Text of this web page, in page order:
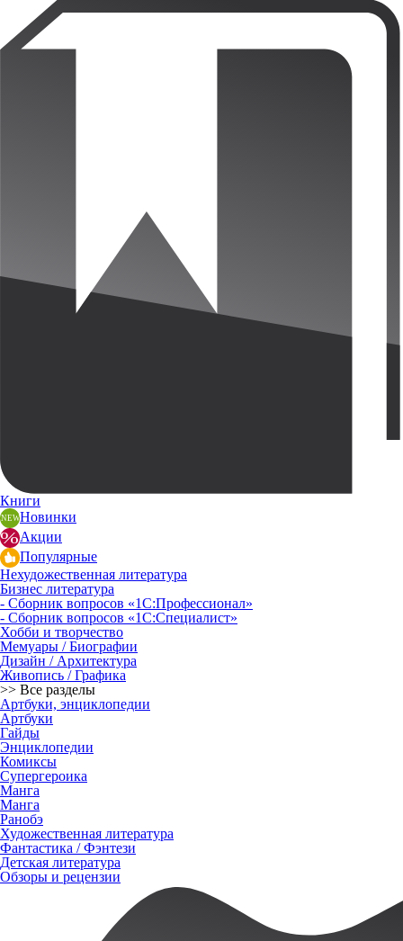
Книги
Новинки
Акции
Популярные
Нехудожественная литература
Бизнес литература
- Сборник вопросов «1С:Профессионал»
- Сборник вопросов «1С:Специалист»
Хобби и творчество
Мемуары / Биографии
Дизайн / Архитектура
Живопись / Графика
>> Все разделы
Артбуки, энциклопедии
Артбуки
Гайды
Энциклопедии
Комиксы
Супергероика
Манга
Манга
Ранобэ
Художественная литература
Фантастика / Фэнтези
Детская литература
Обзоры и рецензии